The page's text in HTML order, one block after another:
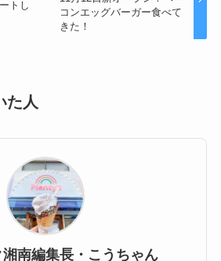
トし
コンエッグバーガー食べて
きた！
た人
湘南編集長・こうちゃん